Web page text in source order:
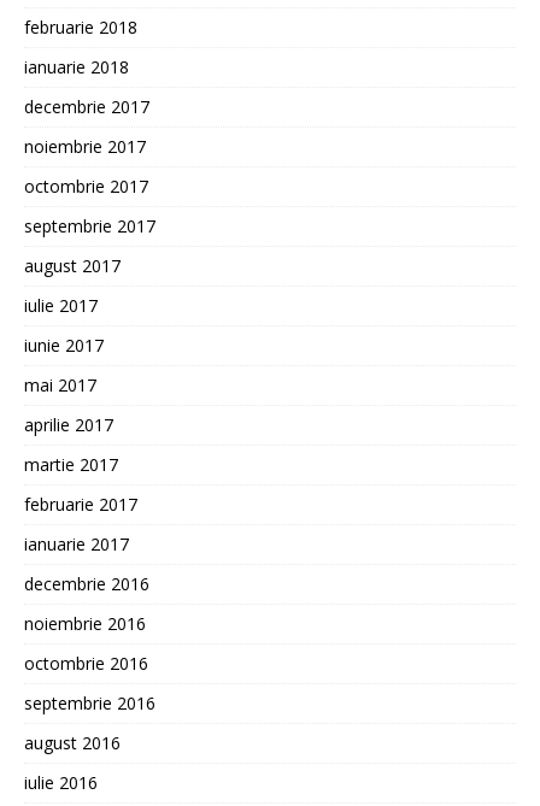
februarie 2018
ianuarie 2018
decembrie 2017
noiembrie 2017
octombrie 2017
septembrie 2017
august 2017
iulie 2017
iunie 2017
mai 2017
aprilie 2017
martie 2017
februarie 2017
ianuarie 2017
decembrie 2016
noiembrie 2016
octombrie 2016
septembrie 2016
august 2016
iulie 2016